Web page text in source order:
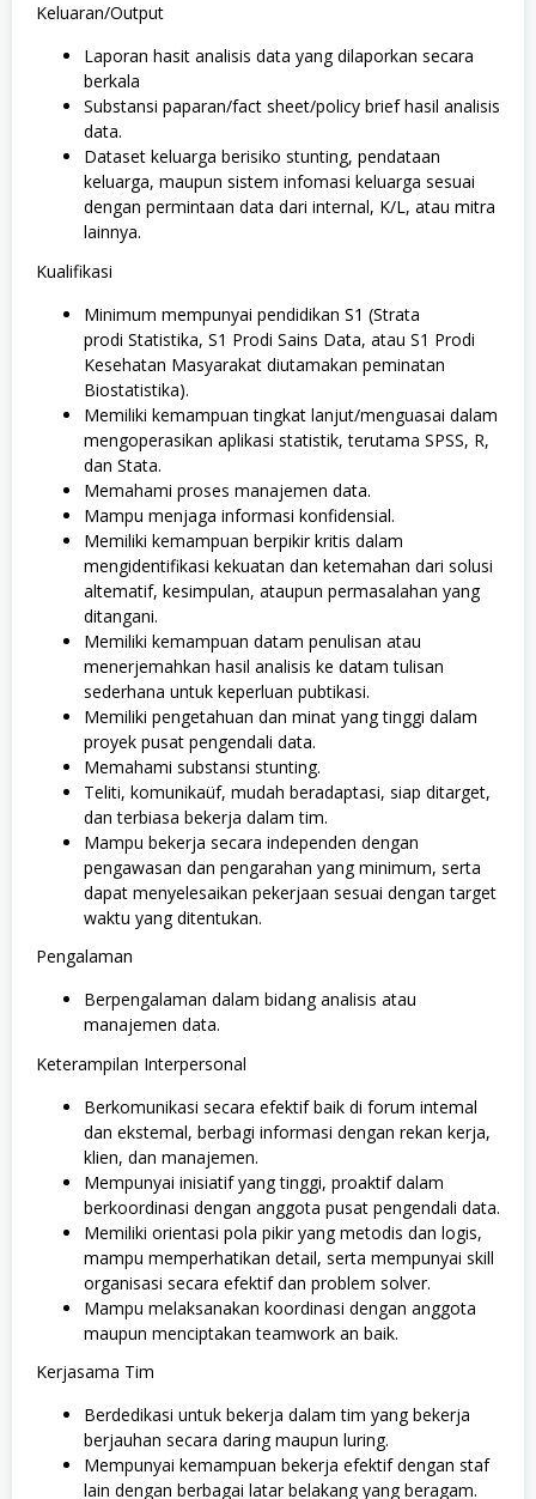
Keluaran/Output
Laporan hasit analisis data yang dilaporkan secara
berkala
Substansi paparan/fact sheet/policy brief hasil analisis
data.
Dataset keluarga berisiko stunting, pendataan
keluarga, maupun sistem infomasi keluarga sesuai
dengan permintaan data dari internal, K/L, atau mitra
lainnya.
Kualifikasi
Minimum mempunyai pendidikan S1 (Strata
prodi Statistika, S1 Prodi Sains Data, atau S1 Prodi
Kesehatan Masyarakat diutamakan peminatan
Biostatistika).
Memiliki kemampuan tingkat lanjut/menguasai dalam
mengoperasikan aplikasi statistik, terutama SPSS, R,
dan Stata.
Memahami proses manajemen data.
Mampu menjaga informasi konfidensial.
Memiliki kemampuan berpikir kritis dalam
mengidentifikasi kekuatan dan ketemahan dari solusi
altematif, kesimpulan, ataupun permasalahan yang
ditangani.
Memiliki kemampuan datam penulisan atau
menerjemahkan hasil analisis ke datam tulisan
sederhana untuk keperluan pubtikasi.
Memiliki pengetahuan dan minat yang tinggi dalam
proyek pusat pengendali data.
Memahami substansi stunting.
Teliti, komunikaüf, mudah beradaptasi, siap ditarget,
dan terbiasa bekerja dalam tim.
Mampu bekerja secara independen dengan
pengawasan dan pengarahan yang minimum, serta
dapat menyelesaikan pekerjaan sesuai dengan target
waktu yang ditentukan.
Pengalaman
Berpengalaman dalam bidang analisis atau
manajemen data.
Keterampilan Interpersonal
Berkomunikasi secara efektif baik di forum intemal
dan ekstemal, berbagi informasi dengan rekan kerja,
klien, dan manajemen.
Mempunyai inisiatif yang tinggi, proaktif dalam
berkoordinasi dengan anggota pusat pengendali data.
Memiliki orientasi pola pikir yang metodis dan logis,
mampu memperhatikan detail, serta mempunyai skill
organisasi secara efektif dan problem solver.
Mampu melaksanakan koordinasi dengan anggota
maupun menciptakan teamwork an baik.
Kerjasama Tim
Berdedikasi untuk bekerja dalam tim yang bekerja
berjauhan secara daring maupun luring.
Mempunyai kemampuan bekerja efektif dengan staf
lain dengan berbagai latar belakang yang beragam.